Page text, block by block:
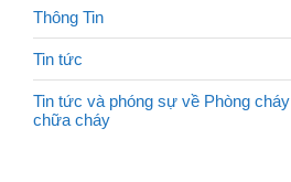
Thông Tin
Tin tức
Tin tức và phóng sự về Phòng cháy
chữa cháy